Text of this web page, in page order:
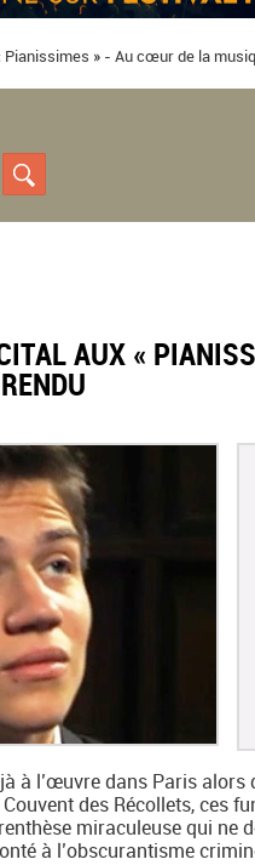
Pianissimes » - Au cœur de la
AUX «
à l’œuvre dans Paris alors
des Récollets, ces
miraculeuse qui ne
à l’obscurantisme